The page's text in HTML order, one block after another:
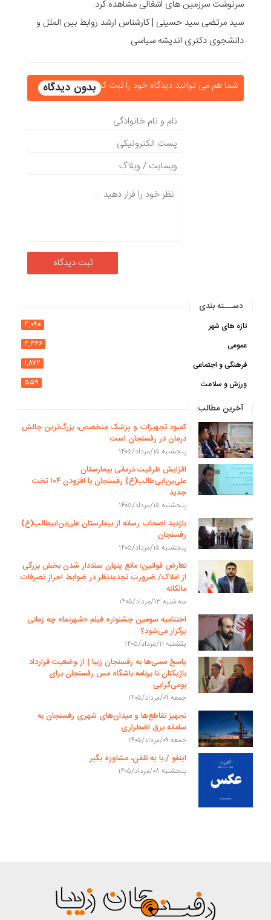
سرنوشت سرزمین های اشغالی مشاهده کرد.
سید مرتضی سید حسینی | کارشناس ارشد روابط بین الملل و
دانشجوی دکتری اندیشه سیاسی
شما هم می توانید دیدگاه خود را ثبت کنید
دســـته بندی
تازه های شهر
۲,۰۹۰
عمومی
۲,۴۴۶
فرهنگی و اجتماعی
۱,۸۷۲
ورزش و سلامت
۵۵۹
آخرین مطالب
کمبود تجهیزات و پزشک متخصص، بزرگ‌ترین چالش
درمان در رفسنجان است
پنجشنبه ۱۵/مرداد/۱۴۰۵
افزایش ظرفیت درمانی بیمارستان
علی‌بن‌ابی‌طالب(ع) رفسنجان با افزودن ۱۰۴ تخت
جدید
پنجشنبه ۱۵/مرداد/۱۴۰۵
بازدید اصحاب رسانه از بیمارستان علی‌بن‌ابیطالب(ع)
رفسنجان
پنجشنبه ۱۵/مرداد/۱۴۰۵
تعارض قوانین؛ مانع پنهان سنددار شدن بخش بزرگی
از املاک/ ضرورت تجدیدنظر در ضوابط احراز تصرفات
مالکانه
سه شنبه ۱۳/مرداد/۱۴۰۵
اختتامیه سومین جشنواره فیلم «شهرنما» چه زمانی
برگزار می‌شود؟
یکشنبه ۱۱/مرداد/۱۴۰۵
پاسخ مسی‌ها به رفسنجان زیبا | از وضعیت قرارداد
بازیکنان تا برنامه باشگاه مس رفسنجان برای
بومی‌گرایی
جمعه ۰۹/مرداد/۱۴۰۵
تجهیز تقاطع‌ها و میدان‌های شهری رفسنجان به
سامانه برق اضطراری
جمعه ۰۹/مرداد/۱۴۰۵
اینفو / با یه تلفن، مشاوره بگیر
پنجشنبه ۰۸/مرداد/۱۴۰۵